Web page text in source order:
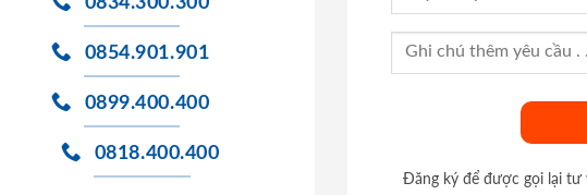
0854.901.901
0899.400.400
0818.400.400
Đăng ký để được gọi lại tư